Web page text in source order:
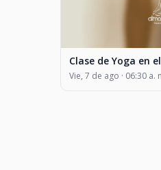
Clase de Yoga en
Vie, 7 de ago · 06:30 a.